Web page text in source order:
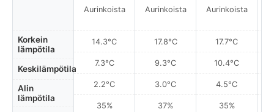
Korkein
lämpötila
Keskilämpötila
Alin
lämpötila
Aurinkoista
14.3°C
7.3°C
2.2°C
35%
Aurinkoista
17.8°C
9.3°C
3.0°C
37%
Aurinkoista
17.7°C
10.4°C
4.5°C
35%